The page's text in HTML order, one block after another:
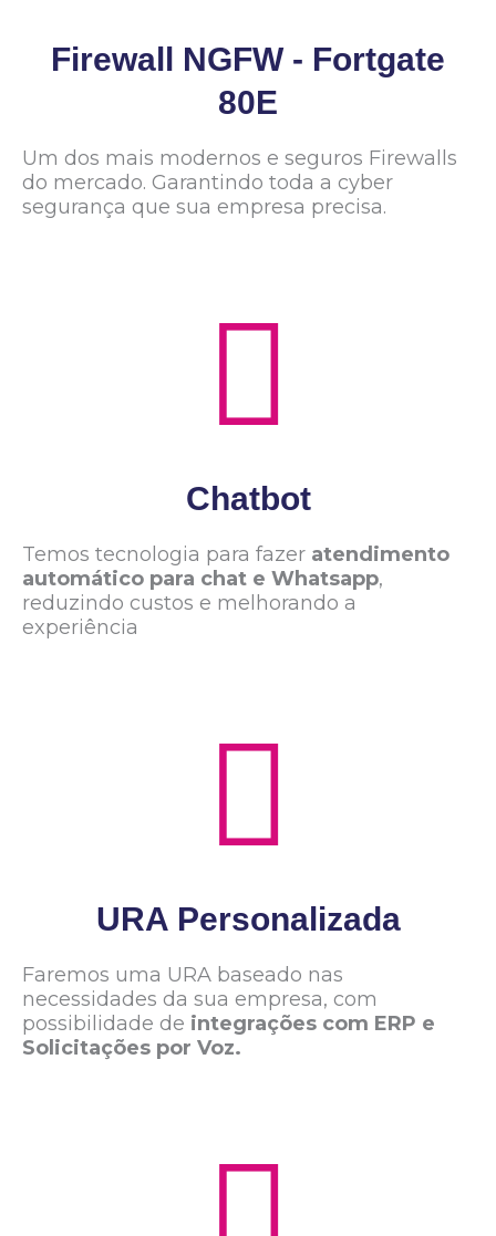
Firewall NGFW - Fortgate
80E
Um dos mais modernos e seguros Firewalls
do mercado. Garantindo toda a cyber
segurança que sua empresa precisa.
Chatbot
Temos tecnologia para fazer atendimento
automático para chat e Whatsapp,
reduzindo custos e melhorando a
experiência
URA Personalizada
Faremos uma URA baseado nas
necessidades da sua empresa, com
possibilidade de integrações com ERP e
Solicitações por Voz.